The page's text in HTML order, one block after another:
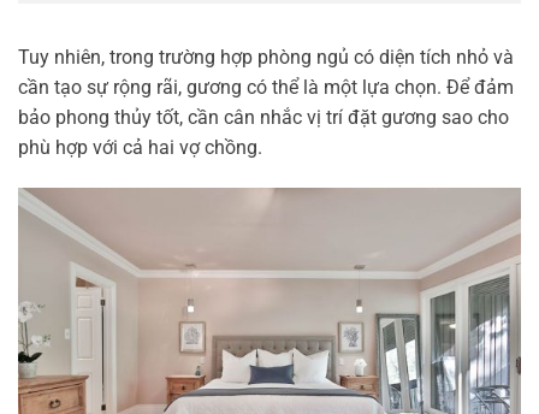
Tuy nhiên, trong trường hợp phòng ngủ có diện tích nhỏ và
cần tạo sự rộng rãi, gương có thể là một lựa chọn. Để đảm
bảo phong thủy tốt, cần cân nhắc vị trí đặt gương sao cho
phù hợp với cả hai vợ chồng.